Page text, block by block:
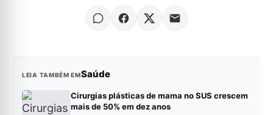
LEIA TAMBÉM EMSaúde
Cirurgias plásticas de mama no SUS crescem
mais de 50% em dez anos